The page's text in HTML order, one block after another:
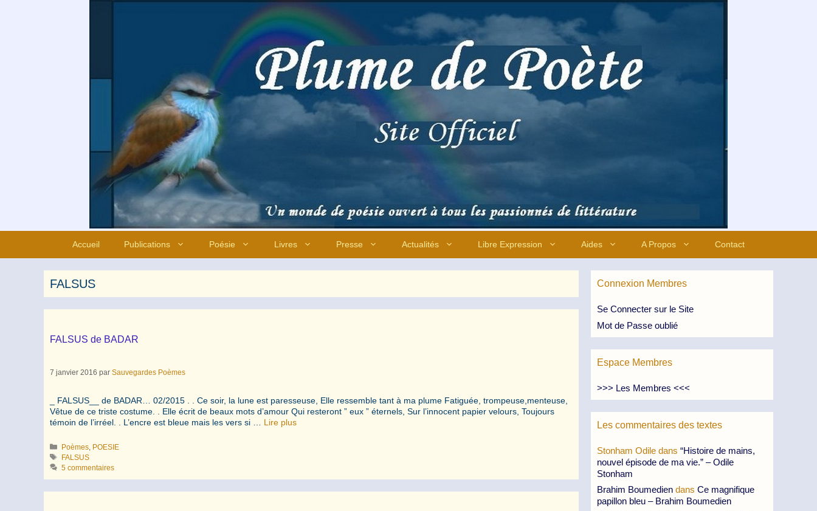
Accueil Publications Poésie Livres Presse Actualités Libre Expression Aides A Propos Contact
FALSUS
FALSUS de BADAR
7 janvier 2016 par Sauvegardes Poèmes
_ FALSUS__ de BADAR… 02/2015 . . Ce soir, la lune est paresseuse, Elle ressemble tant à ma plume Fatiguée, trompeuse,menteuse,
Vêtue de ce triste costume. . Elle écrit de beaux mots d’amour Qui resteront ” eux ” éternels, Sur l’innocent papier velours, Toujours
témoin de l’irréel. . L’encre est bleue mais les vers si … Lire plus
Catégories
Poèmes POESIE
Étiquettes
FALSUS
5 commentaires
Connexion Membres
Se Connecter sur le Site
Mot de Passe oublié
Espace Membres
>>> Les Membres <<<
Les commentaires des textes
Stonham Odile dans “Histoire de mains,
nouvel épisode de ma vie.” – Odile
Stonham
Brahim Boumedien dans Ce magnifique
papillon bleu – Brahim Boumedien